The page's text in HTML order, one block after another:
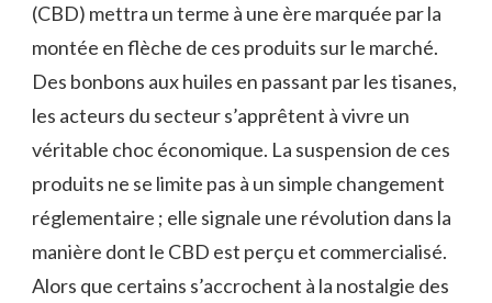
(CBD) mettra un terme à une ère marquée par la
montée en flèche de ces produits sur le marché.
Des bonbons aux huiles en passant par les tisanes,
les acteurs du secteur s’apprêtent à vivre un
véritable choc économique. La suspension de ces
produits ne se limite pas à un simple changement
réglementaire ; elle signale une révolution dans la
manière dont le CBD est perçu et commercialisé.
Alors que certains s’accrochent à la nostalgie des